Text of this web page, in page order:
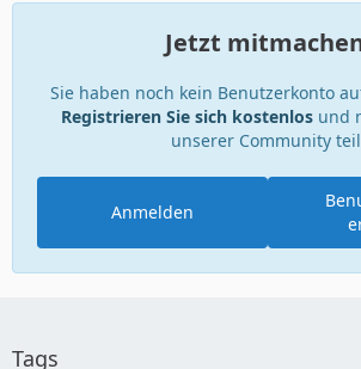
Jetzt
Sie haben noch kein Benutzerkonto
Registrieren Sie sich kostenlosund
unserer Community
Anmelden
Tags